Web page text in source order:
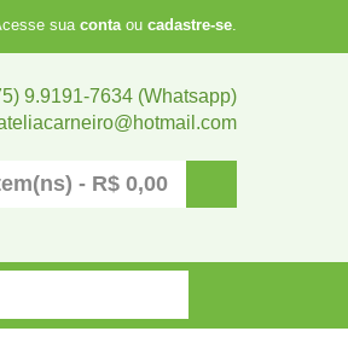
sua contaou cadastre-se.
9.9191-7634 (Whatsapp)
- R$ 0,00